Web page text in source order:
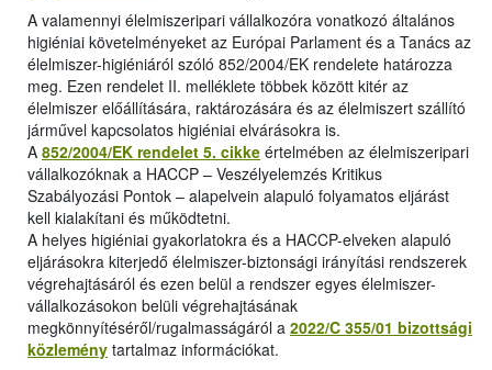
A valamennyi élelmiszeripari vállalkozóra vonatkozó általános
higiéniai követelményeket az Európai Parlament és a Tanács az
élelmiszer-higiéniáról szóló 852/2004/EK rendelete határozza
meg. Ezen rendelet II. melléklete többek között kitér az
élelmiszer előállítására, raktározására és az élelmiszert szállító
járművel kapcsolatos higiéniai elvárásokra is.
A 852/2004/EK rendelet 5. cikke értelmében az élelmiszeripari
vállalkozóknak a HACCP – Veszélyelemzés Kritikus
Szabályozási Pontok – alapelvein alapuló folyamatos eljárást
kell kialakítani és működtetni.
A helyes higiéniai gyakorlatokra és a HACCP-elveken alapuló
eljárásokra kiterjedő élelmiszer-biztonsági irányítási rendszerek
végrehajtásáról és ezen belül a rendszer egyes élelmiszer-
vállalkozásokon belüli végrehajtásának
megkönnyítéséről/rugalmasságáról a 2022/C 355/01 bizottsági
közlemény tartalmaz információkat.